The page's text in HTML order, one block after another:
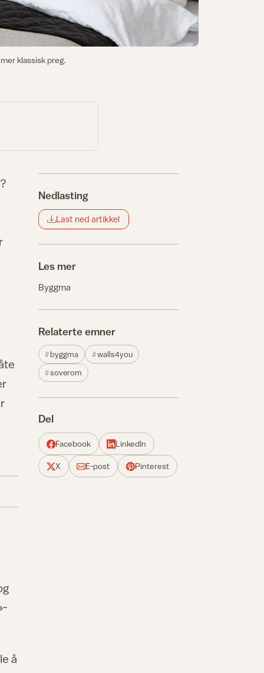
klassisk preg.
å
Nedlasting
Last ned artikkel
Les mer
Byggma
Relaterte emner
byggma
walls4you
soverom
Del
Facebook LinkedIn
X E-post Pinterest